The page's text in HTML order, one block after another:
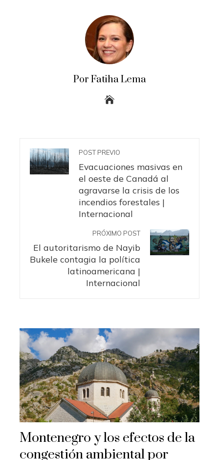
Por Fatiha Lema
POST PREVIO
Evacuaciones masivas en
el oeste de Canadá al
agravarse la crisis de los
incendios forestales |
Internacional
PRÓXIMO POST
El autoritarismo de Nayib
Bukele contagia la política
latinoamericana |
Internacional
Montenegro y los efectos de la
congestión ambiental por